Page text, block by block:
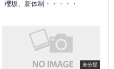
櫻坂、新体制・・・・・
未分類